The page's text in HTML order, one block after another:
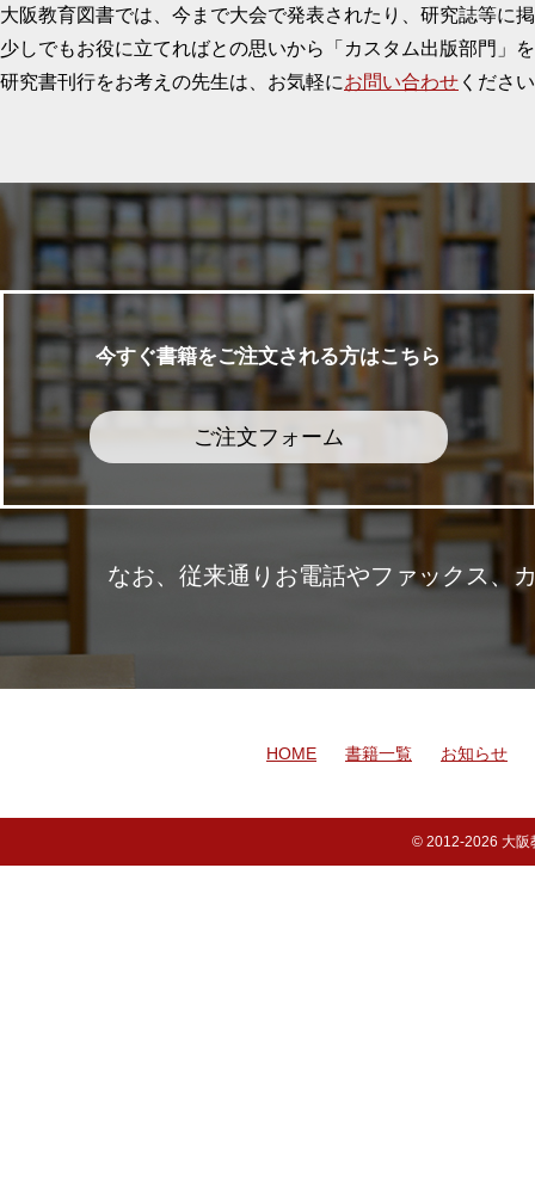
大阪教育図書では、今まで大会で発表されたり、研究誌等に
少しでもお役に立てればとの思いから「カスタム出版部門」
研究書刊行をお考えの先生は、お気軽にお問い合わせ くださ
今すぐ書籍をご注文される方はこちら
ご注文フォーム
なお、従来通りお電話やファックス、
HOME 書籍一覧 お知らせ
© 2012-2026 大阪